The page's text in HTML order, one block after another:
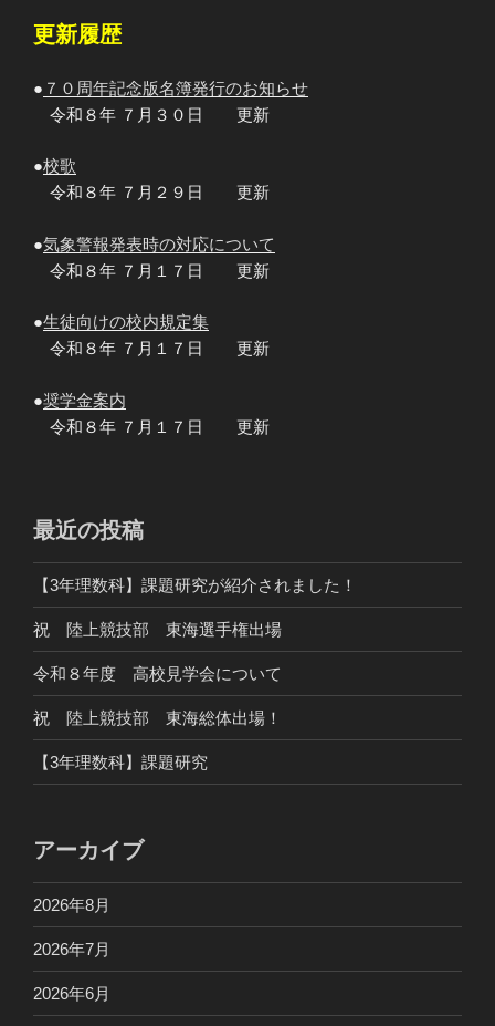
更新履歴
● ７０周年記念版名簿発行のお知らせ
令和８年 ７月３０日 更新
●校歌
令和８年 ７月２９日 更新
●気象警報発表時の対応について
令和８年 ７月１７日 更新
●生徒向けの校内規定集
令和８年 ７月１７日 更新
●奨学金案内
令和８年 ７月１７日 更新
最近の投稿
【3年理数科】課題研究が紹介されました！
祝 陸上競技部 東海選手権出場
令和８年度 高校見学会について
祝 陸上競技部 東海総体出場！
【3年理数科】課題研究
アーカイブ
2026年8月
2026年7月
2026年6月